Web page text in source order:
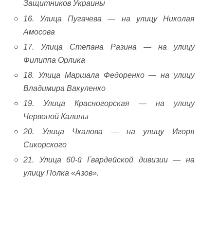
Защитников Украины
16. Улица Пугачева — на улицу Николая
Амосова
17. Улица Степана Разина — на улицу
Филиппа Орлика
18. Улица Маршала Федоренко — на улицу
Владимира Вакуленко
19. Улица Красногорская — на улицу
Червоной Калины
20. Улица Чкалова — на улицу Игоря
Сикорского
21. Улица 60-й Гвардейской дивизии — на
улицу Полка «Азов».